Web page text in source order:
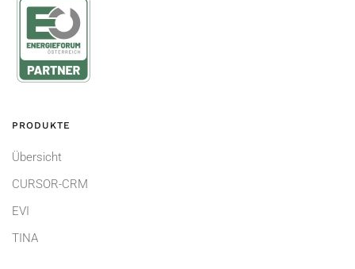
PRODUKTE
Übersicht
CURSOR-CRM
EVI
TINA